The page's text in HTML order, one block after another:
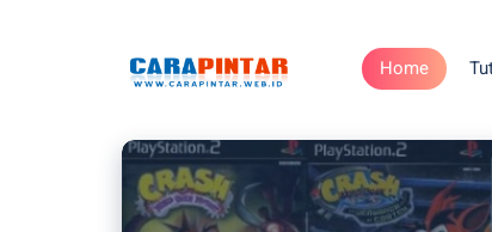
Home